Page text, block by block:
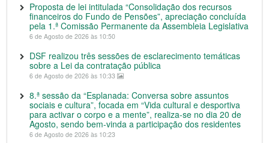
Proposta de lei intitulada “Consolidação dos recursos
financeiros do Fundo de Pensões”, apreciação concluída
pela 1.ª Comissão Permanente da Assembleia Legislativa
6 de Agosto de 2026 às 10:50
DSF realizou três sessões de esclarecimento temáticas
sobre a Lei da contratação pública
6 de Agosto de 2026 às 10:33
8.ª sessão da “Esplanada: Conversa sobre assuntos
sociais e cultura”, focada em “Vida cultural e desportiva
para activar o corpo e a mente”, realiza-se no dia 20 de
Agosto, sendo bem-vinda a participação dos residentes
6 de Agosto de 2026 às 10:23